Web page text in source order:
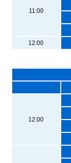
11:00
12:00
12:00